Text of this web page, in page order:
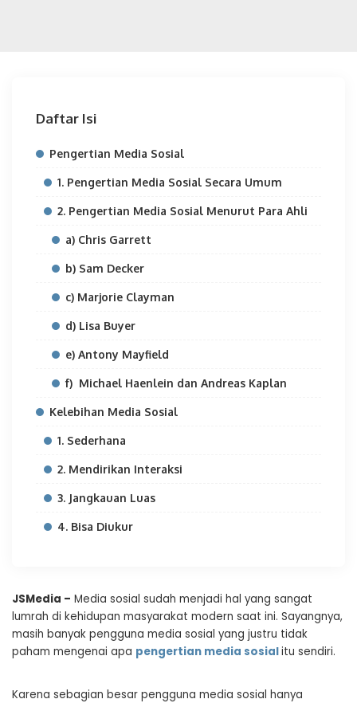
Daftar Isi
Pengertian Media Sosial
1. Pengertian Media Sosial Secara Umum
2. Pengertian Media Sosial Menurut Para Ahli
a) Chris Garrett
b) Sam Decker
c) Marjorie Clayman
d) Lisa Buyer
e) Antony Mayfield
f) Michael Haenlein dan Andreas Kaplan
Kelebihan Media Sosial
1. Sederhana
2. Mendirikan Interaksi
3. Jangkauan Luas
4. Bisa Diukur
JSMedia – Media sosial sudah menjadi hal yang sangat
lumrah di kehidupan masyarakat modern saat ini. Sayangnya,
masih banyak pengguna media sosial yang justru tidak
paham mengenai apa pengertian media sosialitu sendiri.
Karena sebagian besar pengguna media sosial hanya